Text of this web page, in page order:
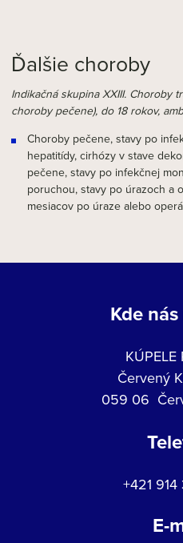
Ďalšie choroby
Indikačná skupina XXIII. Choroby
choroby pečene), do 18 rokov,
Choroby pečene, stavy po
hepatitídy, cirhózy v stave
pečene, stavy po infekčnej
poruchou, stavy po úrazoch a
mesiacov po úraze alebo
Kde
KÚPELE
Červený
059 06
+421
E-